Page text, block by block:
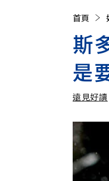
首頁
斯
是
遠見好讀